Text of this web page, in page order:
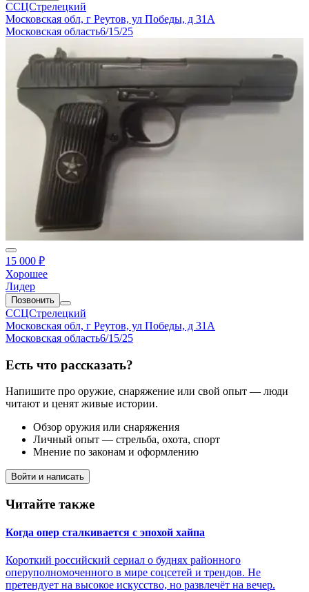
ССЦСтрелецкий
Московская обл, г Реутов, ул Победы, д 31А
Московская область6/15/25
15 000 ₽
Хорошее
Лидер
Позвонить
ССЦСтрелецкий
Московская обл, г Реутов, ул Победы, д 31А
Московская область6/15/25
Есть что рассказать?
Напишите про оружие, снаряжение или свой опыт — люди
читают и ценят живые истории.
Обзор оружия или снаряжения
Личный опыт — стрельба, охота, спорт
Мнение по законам и оформлению
Войти и написать
Читайте также
Когда опер сталкивается с эпохой хайпа
Короткий российский сериал о буднях районного
оперуполномоченного в мире соцсетей и трендов. Не
претендует на высокое искусство, но развлечёт на вечер.